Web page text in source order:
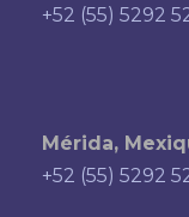
+52 (55) 5292
Mérida,
+52 (55) 5292